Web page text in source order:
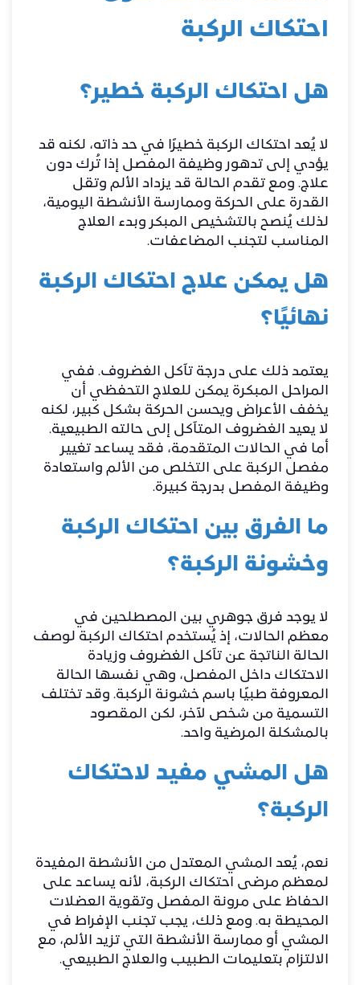
احتكاك الركبة
هل احتكاك الركبة خطير؟
لا يُعد احتكاك الركبة خطيرًا في حد ذاته، لكنه قد
يؤدي إلى تدهور وظيفة المفصل إذا تُرك دون
علاج. ومع تقدم الحالة قد يزداد الألم وتقل
القدرة على الحركة وممارسة الأنشطة اليومية،
لذلك يُنصح بالتشخيص المبكر وبدء العلاج
المناسب لتجنب المضاعفات.
هل يمكن علاج احتكاك الركبة
نهائيًا؟
يعتمد ذلك على درجة تآكل الغضروف. ففي
المراحل المبكرة يمكن للعلاج التحفظي أن
يخفف الأعراض ويحسن الحركة بشكل كبير، لكنه
لا يعيد الغضروف المتآكل إلى حالته الطبيعية.
أما في الحالات المتقدمة، فقد يساعد تغيير
مفصل الركبة على التخلص من الألم واستعادة
وظيفة المفصل بدرجة كبيرة.
ما الفرق بين احتكاك الركبة
وخشونة الركبة؟
لا يوجد فرق جوهري بين المصطلحين في
معظم الحالات، إذ يُستخدم احتكاك الركبة لوصف
الحالة الناتجة عن تآكل الغضروف وزيادة
الاحتكاك داخل المفصل، وهي نفسها الحالة
المعروفة طبيًا باسم خشونة الركبة. وقد تختلف
التسمية من شخص لآخر، لكن المقصود
بالمشكلة المرضية واحد.
هل المشي مفيد لاحتكاك
الركبة؟
نعم، يُعد المشي المعتدل من الأنشطة المفيدة
لمعظم مرضى احتكاك الركبة، لأنه يساعد على
الحفاظ على مرونة المفصل وتقوية العضلات
المحيطة به. ومع ذلك، يجب تجنب الإفراط في
المشي أو ممارسة الأنشطة التي تزيد الألم، مع
الالتزام بتعليمات الطبيب والعلاج الطبيعي.